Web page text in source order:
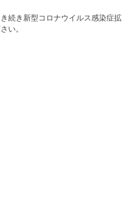
続き新型コロナウイルス感染症拡
い。